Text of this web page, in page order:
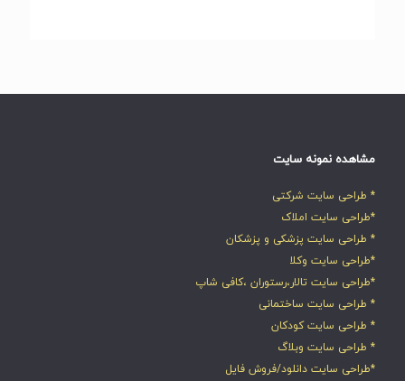
مشاهده نمونه سایت
* طراحی سایت شرکتی
*طراحی سایت املاک
* طراحی سایت پزشکی و پزشکان
*طراحی سایت وکلا
*طراحی سایت تالار،رستوران ،کافی شاپ
* طراحی سایت ساختمانی
* طراحی سایت کودکان
* طراحی سایت وبلاگ
*طراحی سایت دانلود/فروش فایل